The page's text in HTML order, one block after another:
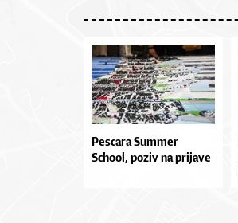
Pescara Summer
School, poziv na prijave